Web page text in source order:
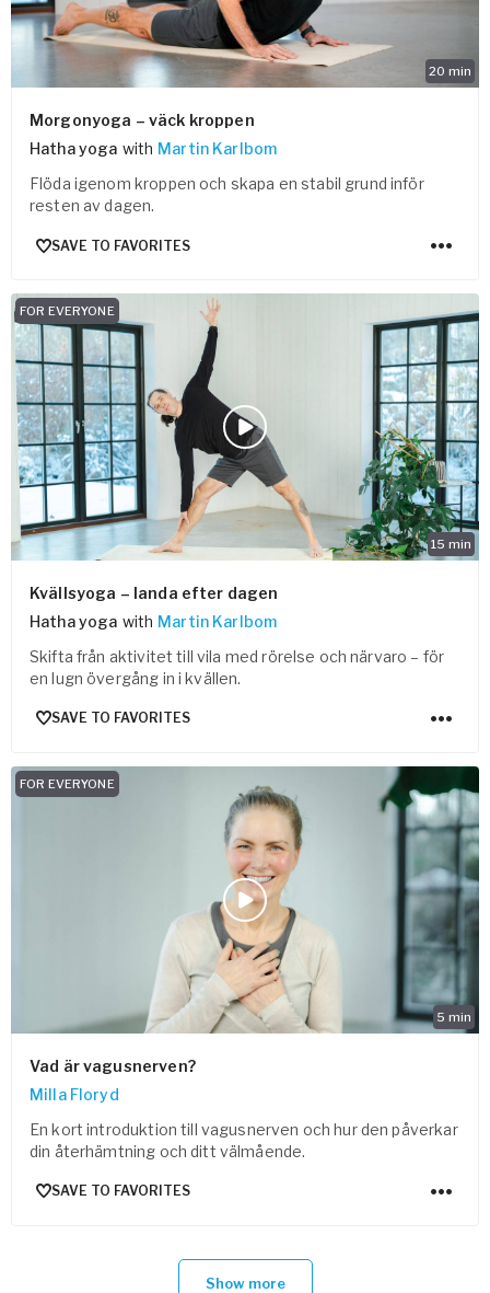
20 min
Morgonyoga – väck kroppen
Hatha yoga with Martin Karlbom
Flöda igenom kroppen och skapa en stabil grund inför
resten av dagen.
SAVE TO FAVORITES
15 min
FOR EVERYONE
Kvällsyoga – landa efter dagen
Hatha yoga with Martin Karlbom
Skifta från aktivitet till vila med rörelse och närvaro – för
en lugn övergång in i kvällen.
SAVE TO FAVORITES
5 min
FOR EVERYONE
Vad är vagusnerven?
Milla Floryd
En kort introduktion till vagusnerven och hur den påverkar
din återhämtning och ditt välmående.
SAVE TO FAVORITES
Show more